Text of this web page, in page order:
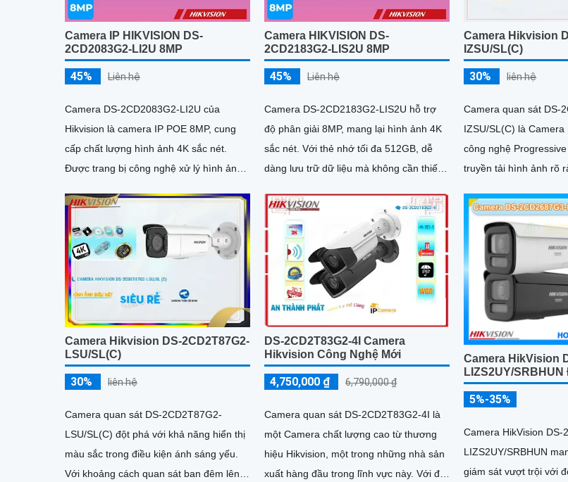
Camera IP HIKVISION DS-
2CD2083G2-LI2U 8MP
45% Liên hệ
Camera DS-2CD2083G2-LI2U của
Hikvision là camera IP POE 8MP, cung
cấp chất lượng hình ảnh 4K sắc nét.
Được trang bị công nghệ xử lý hình ảnh
xác và khả năng chống chịu mưa, bụi với
chuẩn IP67
Camera HIKVISION DS-
2CD2183G2-LIS2U 8MP
45% Liên hệ
Camera DS-2CD2183G2-LIS2U hỗ trợ
độ phân giải 8MP, mang lại hình ảnh 4K
sắc nét. Với thẻ nhớ tối đa 512GB, dễ
dàng lưu trữ dữ liệu mà không cần thiết
Camera Hikvision
IZSU/SL(C)
30% liên hệ
Camera quan sát DS-
IZSU/SL(C) là
công nghệ
truyền tải hình ảnh rõ
đêm thông qua công
với khoảng cách lên
Camera Hikvision DS-2CD2T87G2-
LSU/SL(C)
30% liên hệ
Camera quan sát DS-2CD2T87G2-
LSU/SL(C) đột phá với khả năng hiển thị
màu sắc trong điều kiện ánh sáng yếu.
Với khoảng cách quan sát ban đêm lên
DS-2CD2T83G2-4I Camera
Hikvision Công Nghệ Mới
4,750,000 ₫ 6,790,000 ₫
Camera quan sát DS-2CD2T83G2-4I là
một Camera chất lượng cao từ thương
hiệu Hikvision, một trong những nhà sản
xuất hàng đầu trong lĩnh vực này. Với độ
Camera HikVision
LIZS2UY/SRBHUN
5%-35%
Camera HikVision DS-
LIZS2UY/SRBHUN
giám sát vượt trội với